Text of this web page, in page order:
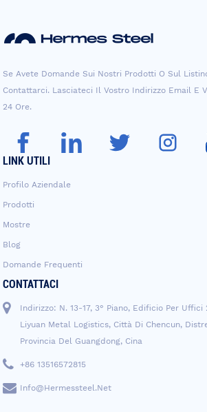
Se Avete Domande Sui Nostri Prodotti O Sul
Contattarci. Lasciateci Il Vostro Indirizzo Email E
24 Ore.
LINK UTILI
Profilo Aziendale
Prodotti
Mostre
Blog
Domande Frequenti
CONTATTACI
Indirizzo: N. 13-17, 3° Piano, Edificio Per
Liyuan Metal Logistics, Città Di Chencun,
Provincia Del Guangdong, Cina
+86 13516572815
Info@hermessteel.net